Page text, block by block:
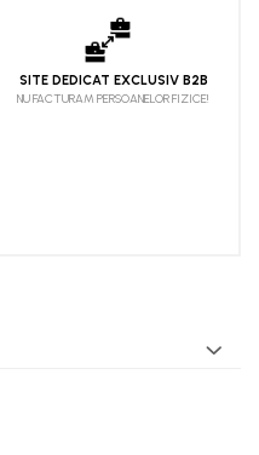
SITE DEDICAT EXCLUSIV B2B
NU FACTURAM PERSOANELOR FIZICE!